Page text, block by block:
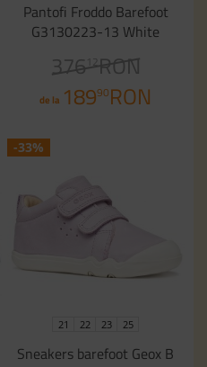
Pantofi Froddo Barefoot
G3130223-13 White
376 12
RON
de la 18990RON
-33%
21 22 23 25
Sneakers barefoot Geox B